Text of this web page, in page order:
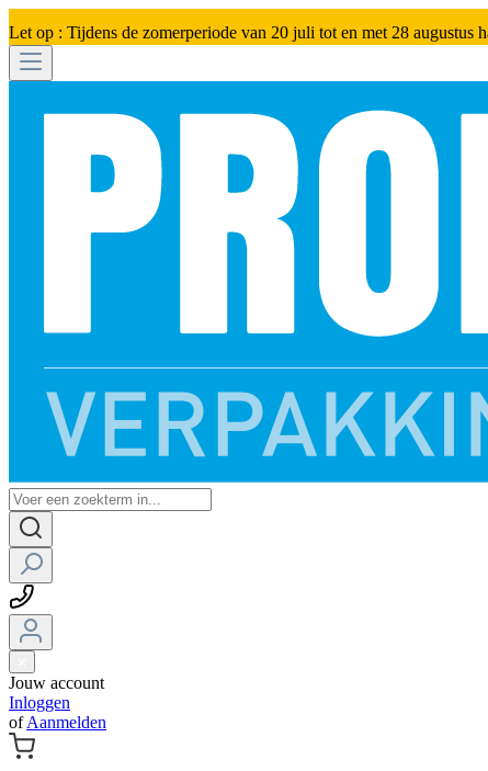
Let op : Tijdens de zomerperiode van 20 juli tot en met 28 augustus
Jouw account
Inloggen
ofAanmelden